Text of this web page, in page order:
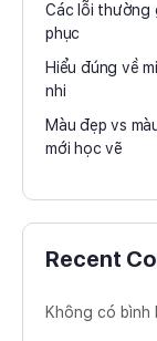
Các lỗi thường
phục
Hiểu đúng về
nhi
Màu đẹp vs
mới học vẽ
Recent
Không có bình